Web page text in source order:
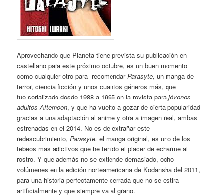
Aprovechando que Planeta tiene prevista su publicación en
castellano para este próximo octubre, es un buen momento
como cualquier otro para recomendarParasyte,un manga de
terror, ciencia ficción y unos cuantos géneros más, que
fue serializado desde 1988 a 1995 en la revista parajóvenes
adultos Afternoon, y que ha vuelto a gozar de cierta popularidad
gracias a una adaptación al anime y otra a imagen real, ambas
estrenadas en el 2014. No es de extrañar este
redescubrimiento,Parasyte,el manga original, es uno de los
tebeos más adictivos que he tenido el placer de echarme al
rostro. Y que además no se extiende demasiado, ocho
volúmenes en la edición norteamericana de Kodansha del 2011,
para una historia perfectamente cerrada que no se estira
artificialmente y que siempre va al grano.